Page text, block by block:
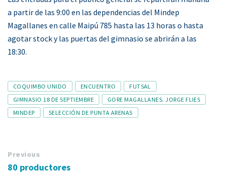
a partir de las 9:00 en las dependencias del Mindep
Magallanes en calle Maipú 785 hasta las 13 horas o hasta
agotar stock y las puertas del gimnasio se abrirán a las
18:30.
Tags
COQUIMBO UNIDO ENCUENTRO
FUTSAL
GIMNASIO 18 DE SEPTIEMBRE
GORE MAGALLANES. JORGE FLIES
MINDEP
SELECCIÓN DE PUNTA ARENAS
Previous
80 productores